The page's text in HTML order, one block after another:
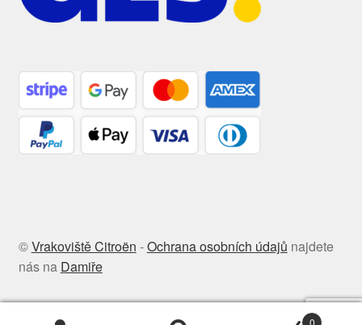
©Vrakoviště Citroën -Ochrana osobních údajů najdete
nás na Damiře
0